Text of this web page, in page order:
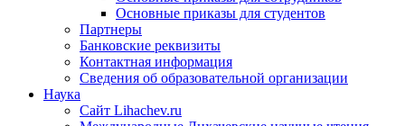
Основные приказы для студентов
Партнеры
Банковские реквизиты
Контактная информация
Сведения об образовательной организации
Наука
Сайт Lihachev.ru